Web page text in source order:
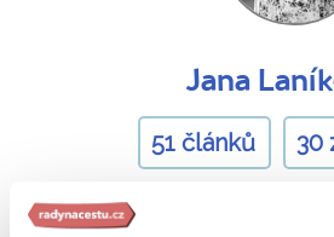
Jana
51 článků 30
„Nemám ráda stereotyp.
dveře do samého